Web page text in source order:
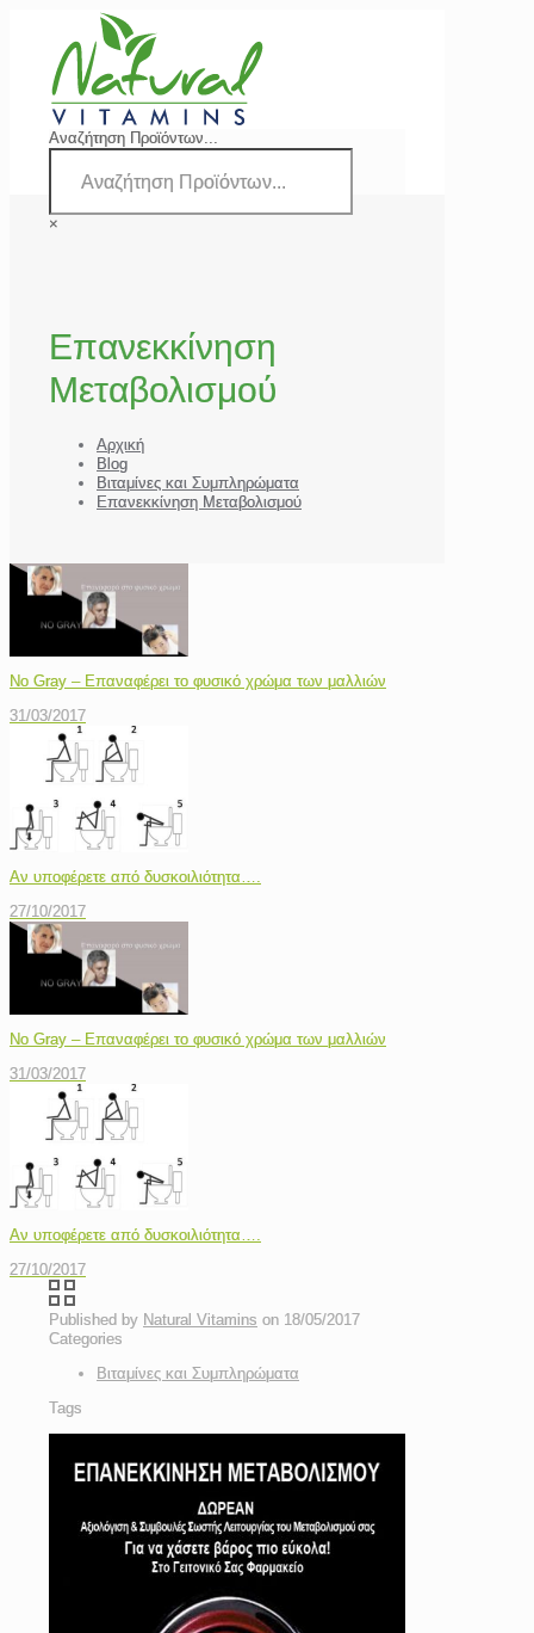
Αναζήτηση Προϊόντων...
×
Επανεκκίνηση
Μεταβολισμού
Αρχική
Blog
Βιταμίνες και Συμπληρώματα
Επανεκκίνηση Μεταβολισμού
No Gray – Επαναφέρει το φυσικό χρώμα των μαλλιών
31/03/2017
Αν υποφέρετε από δυσκοιλιότητα….
27/10/2017
No Gray – Επαναφέρει το φυσικό χρώμα των μαλλιών
31/03/2017
Αν υποφέρετε από δυσκοιλιότητα….
27/10/2017
Published by Natural Vitamins on 18/05/2017
Categories
Βιταμίνες και Συμπληρώματα
Tags